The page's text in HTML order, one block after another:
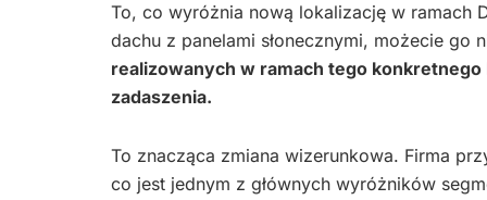
To, co wyróżnia nową lokalizację w ramach
dachu z panelami słonecznymi, możecie go
realizowanych w ramach tego
zadaszenia.
To znacząca zmiana wizerunkowa. Firma
co jest jednym z głównych wyróżników